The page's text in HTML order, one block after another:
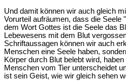
Und damit können wir auch gleich
Vorurteil aufräumen, dass die Seele
dem Wort Gottes ist die Seele das
Lebewesens mit dem Blut
Schriftaussagen können wir auch
Menschen eine Seele haben,
Körper durch Blut belebt wird,
Menschen vom Tier unterscheidet
ist sein Geist, wie wir gleich sehen